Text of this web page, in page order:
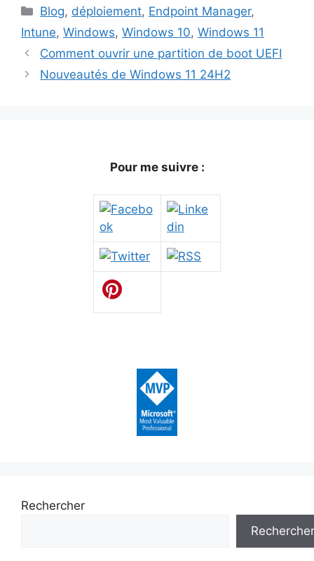
Catégories
Blog, déploiement, Endpoint Manager,
Intune, Windows, Windows 10, Windows 11
Comment ouvrir une partition de boot UEFI
Nouveautés de Windows 11 24H2
Pour me suivre :
Rechercher
Rechercher